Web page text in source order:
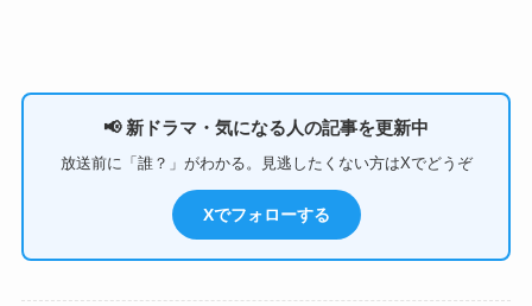
📢 新ドラマ・気になる人の記事を更新中
放送前に「誰？」がわかる。見逃したくない方はXでどうぞ
Xでフォローする